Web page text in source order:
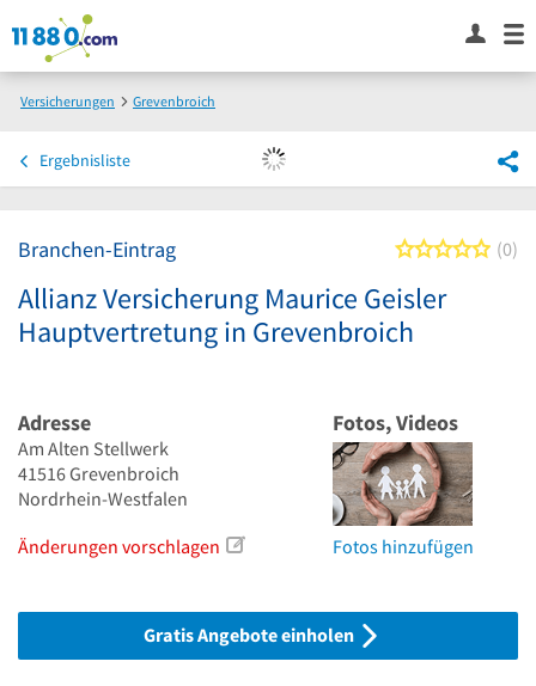
Versicherungen
Grevenbroich
Ergebnisliste
Branchen-Eintrag 00
Allianz Versicherung Maurice Geisler
Hauptvertretung in Grevenbroich
Adresse
Am Alten Stellwerk
41516Grevenbroich
Nordrhein-Westfalen
Änderungen vorschlagen
Fotos, Videos
Fotos hinzufügen
Gratis Angebote einholen